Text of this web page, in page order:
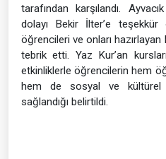
tarafından karşılandı.
dolayı Bekir İlter’e teşekkür
öğrencileri ve onları
tebrik etti. Yaz Kur’an
etkinliklerle öğrencilerin hem
hem de sosyal ve kültürel
sağlandığı belirtildi.